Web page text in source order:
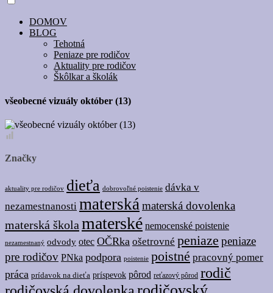
DOMOV
BLOG
Tehotná
Peniaze pre rodičov
Aktuality pre rodičov
Škôlkar a školák
všeobecné vizuály október (13)
Značky
aktuality pre rodičov dieťa dobrovoľné poistenie dávka v
nezamestnanosti materskámaterská dovolenka
materská školamaterské nemocenské poistenie
nezamestnaný odvody otec OČRka ošetrovné peniaze peniaze
pre rodičov PNka podpora poistenie poistné pracovný pomer
práca prídavok na dieťa príspevok pôrod reťazový pôrod rodič